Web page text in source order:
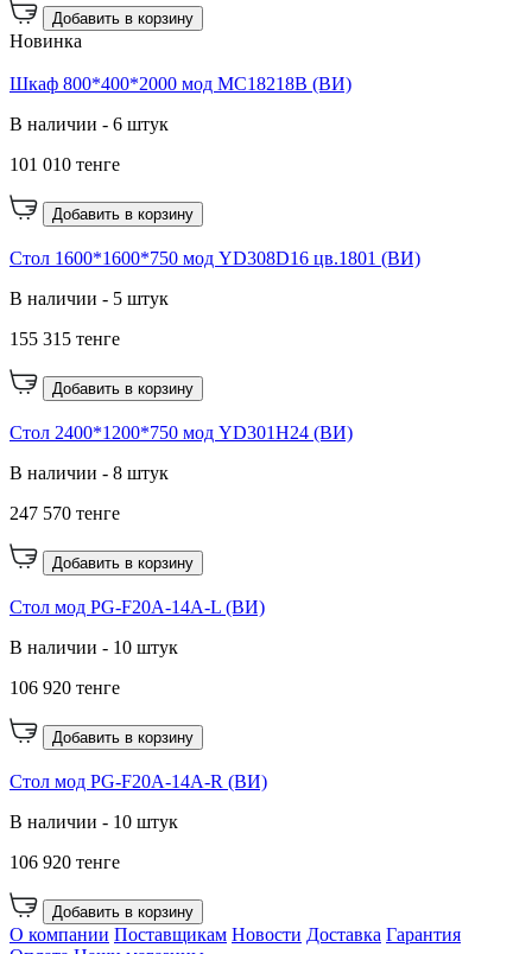
Добавить в корзину
Новинка
Шкаф 800*400*2000 мод MC18218B (ВИ)
В наличии - 6 штук
101 010 тенге
Добавить в корзину
Стол 1600*1600*750 мод YD308D16 цв.1801 (ВИ)
В наличии - 5 штук
155 315 тенге
Добавить в корзину
Стол 2400*1200*750 мод YD301H24 (ВИ)
В наличии - 8 штук
247 570 тенге
Добавить в корзину
Cтол мод PG-F20A-14A-L (ВИ)
В наличии - 10 штук
106 920 тенге
Добавить в корзину
Cтол мод PG-F20A-14A-R (ВИ)
В наличии - 10 штук
106 920 тенге
Добавить в корзину
О компании Поставщикам Новости Доставка Гарантия